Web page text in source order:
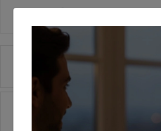
Ürün Özellikleri
Yorumlar